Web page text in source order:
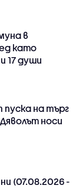
в
като
17 души
на търг
носи
(07.08.2026 -